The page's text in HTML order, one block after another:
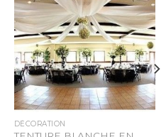
Ajouter
à la
liste
d’envies
DÉCORATION